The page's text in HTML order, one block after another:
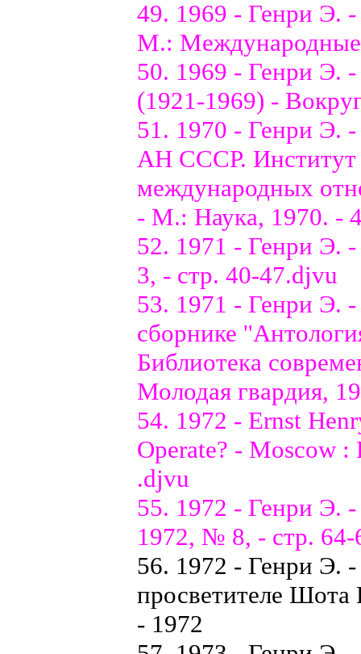
49. 1969 - Генри Э.
М.: Международные
50. 1969 - Генри Э.
(1921-1969) -
51. 1970 - Генри Э.
АН СССР. Институт
международных
- М.: Наука, 1970. -
52. 1971 - Генри Э.
3, - стр. 40-47.djvu
53. 1971 - Генри Э. -
сборнике
Библиотека
Молодая гвардия,
54. 1972 - Ernst
Operate? - Moscow :
.djvu
55. 1972 - Генри Э.
1972, № 8, - стр.
56. 1972 - Генри Э. -
просветителе Шота
- 1972